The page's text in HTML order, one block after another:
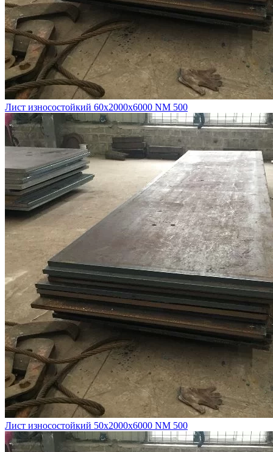
Лист износостойкий 60х2000х6000 NM 500
Лист износостойкий 50х2000х6000 NM 500